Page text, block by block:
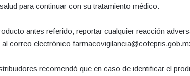
para continuar con su tratamiento médico.
antes referido, reportar cualquier reacción
correo electrónico
recomendó que en caso de identificar el